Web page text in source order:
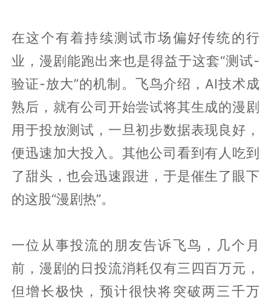
在这个有着持续测试市场偏好传统的行
业，漫剧能跑出来也是得益于这套“测试-
验证-放大”的机制。飞鸟介绍，AI技术成
熟后，就有公司开始尝试将其生成的漫剧
用于投放测试，一旦初步数据表现良好，
便迅速加大投入。其他公司看到有人吃到
了甜头，也会迅速跟进，于是催生了眼下
的这股“漫剧热”。
一位从事投流的朋友告诉飞鸟，几个月
前，漫剧的日投流消耗仅有三四百万元，
但增长极快，预计很快将突破两三千万